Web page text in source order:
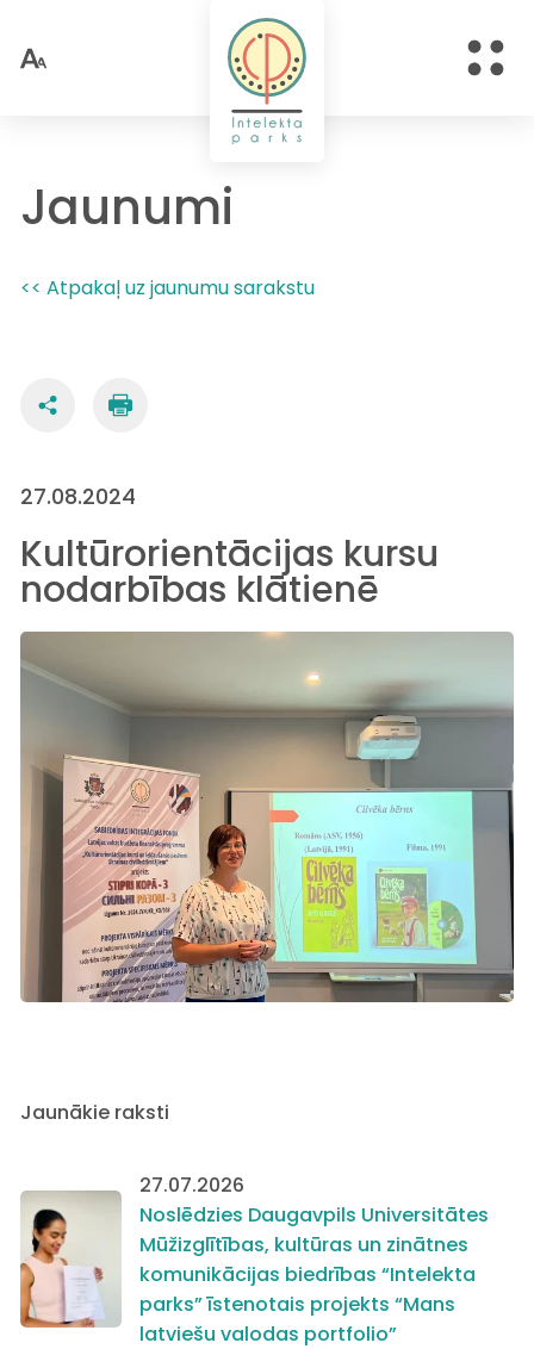
Jaunumi
<< Atpakaļ uz jaunumu sarakstu
27.08.2024
Kultūrorientācijas kursu
nodarbības klātienē
Jaunākie raksti
27.07.2026
Noslēdzies Daugavpils Universitātes
Mūžizglītības, kultūras un zinātnes
komunikācijas biedrības “Intelekta
parks” īstenotais projekts “Mans
latviešu valodas portfolio”